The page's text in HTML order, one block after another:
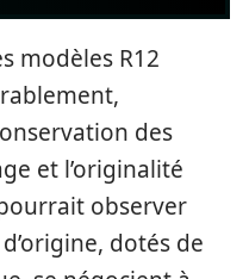
modèles R12
des
et l’originalité
observer
dotés de